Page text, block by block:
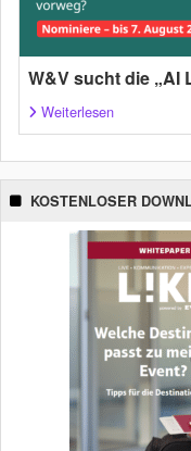
W&V sucht die „AI
Weiterlesen
KOSTENLOSER